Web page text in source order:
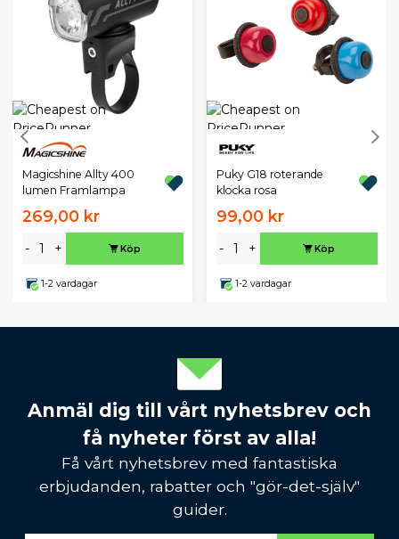
Magicshine Allty 400
lumen Framlampa
269,00 kr
- + Köp
1-2 vardagar
Puky G18 roterande
klocka rosa
99,00 kr
- + Köp
1-2 vardagar
Anmäl dig till vårt nyhetsbrev och
få nyheter först av alla!
Få vårt nyhetsbrev med fantastiska
erbjudanden, rabatter och "gör-det-själv"
guider.